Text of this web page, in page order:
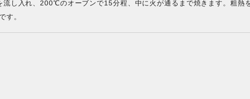
流し入れ、200℃のオーブンで15分程、中に火が通るまで焼きます。粗熱
す。